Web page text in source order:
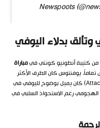
وتألق بدلاء اليوفي
من كتيبة أنطونيو كونتي فيمباراة
تماماً. يوفنتوس كان الطرف الأكثر
نضجاً وهدوءاً. “زخم الهجوم” (Attack Momentum) كان يميل بوضوح لليوفي في
الهجومي رغم الاستحواذ السلبي في